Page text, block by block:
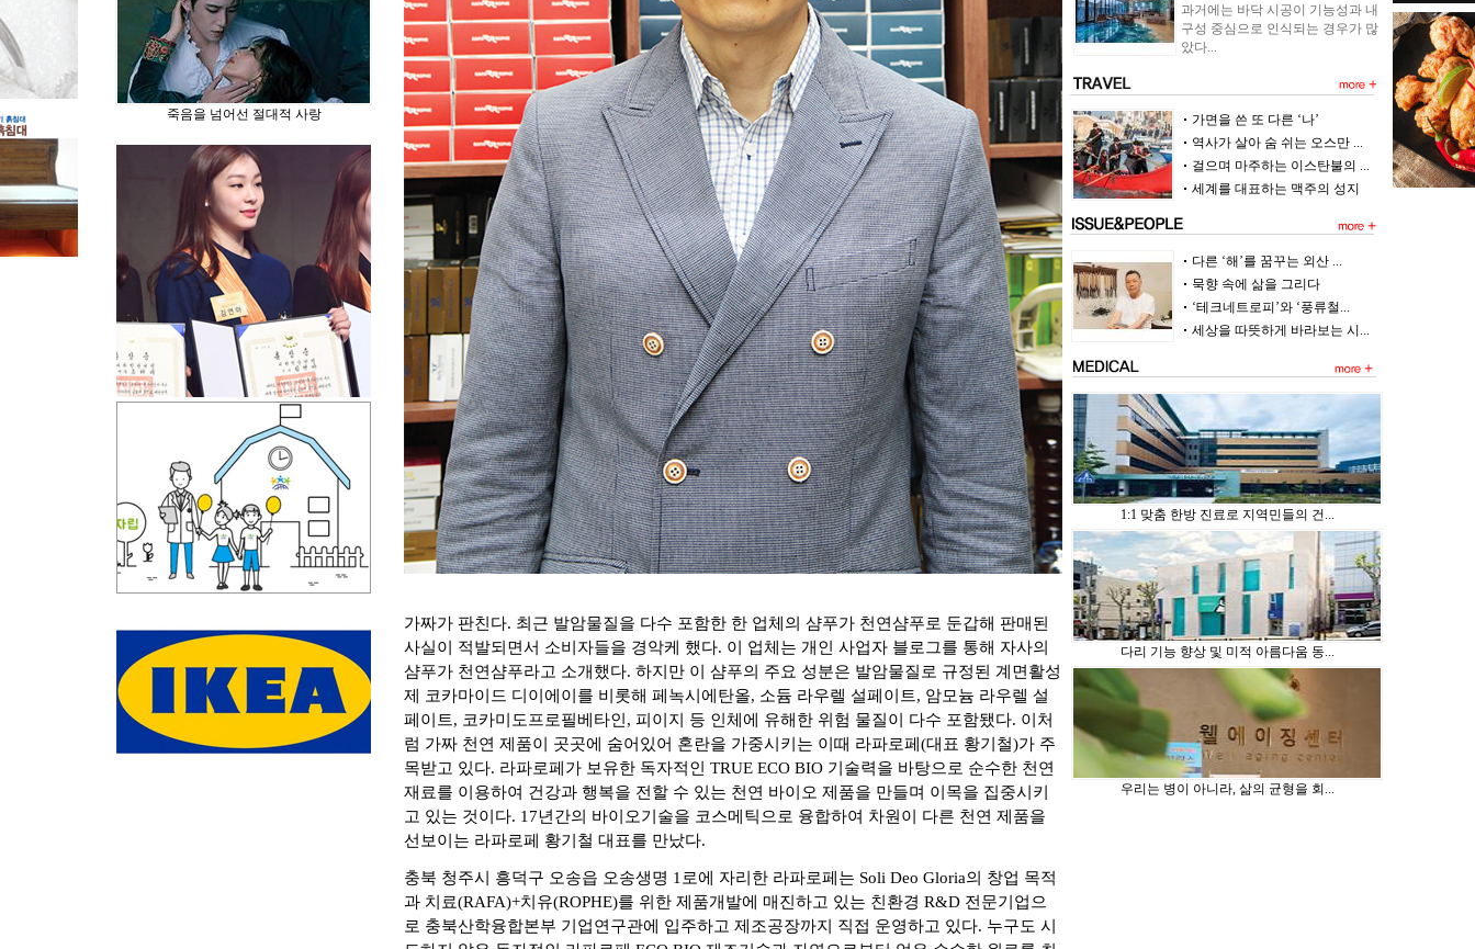
죽음을 넘어선 절대적 사랑
가짜가 판친다. 최근 발암물질을 다수 포함한 한 업체의 샴푸가 천연샴푸로 둔갑해 판매된
사실이 적발되면서 소비자들을 경악케 했다. 이 업체는 개인 사업자 블로그를 통해 자사의
샴푸가 천연샴푸라고 소개했다. 하지만 이 샴푸의 주요 성분은 발암물질로 규정된 계면활성
제 코카마이드 디이에이를 비롯해 페녹시에탄올, 소듐 라우렐 설페이트, 암모늄 라우렐 설
페이트, 코카미도프로필베타인, 피이지 등 인체에 유해한 위험 물질이 다수 포함됐다. 이처
럼 가짜 천연 제품이 곳곳에 숨어있어 혼란을 가중시키는 이때 라파로페(대표 황기철)가 주
목받고 있다. 라파로페가 보유한 독자적인 TRUE ECO BIO 기술력을 바탕으로 순수한 천연
재료를 이용하여 건강과 행복을 전할 수 있는 천연 바이오 제품을 만들며 이목을 집중시키
고 있는 것이다. 17년간의 바이오기술을 코스메틱으로 융합하여 차원이 다른 천연 제품을
선보이는 라파로페 황기철 대표를 만났다.
충북 청주시 흥덕구 오송읍 오송생명 1로에 자리한 라파로페는 Soli Deo Gloria의 창업 목적
과 치료(RAFA)+치유(ROPHE)를 위한 제품개발에 매진하고 있는 친환경 R&D 전문기업으
로 충북산학융합본부 기업연구관에 입주하고 제조공장까지 직접 운영하고 있다. 누구도 시
과거에는 바닥 시공이 기능성과 내
구성 중심으로 인식되는 경우가 많
았다...
가면을 쓴 또 다른 ‘나’
역사가 살아 숨 쉬는 오스만 ...
걸으며 마주하는 이스탄불의 ...
세계를 대표하는 맥주의 성지
다른 ‘해’를 꿈꾸는 외산 ...
묵향 속에 삶을 그리다
‘테크네트로피’와 ‘풍류철...
세상을 따뜻하게 바라보는 시...
1:1 맞춤 한방 진료로 지역민들의 건...
다리 기능 향상 및 미적 아름다움 동...
우리는 병이 아니라, 삶의 균형을 회...